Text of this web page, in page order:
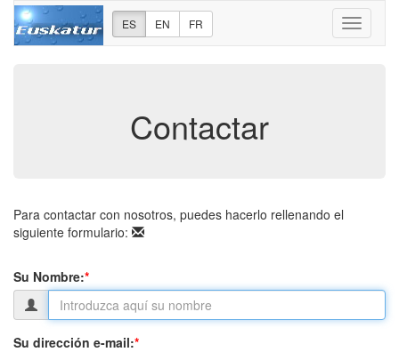
Cambiar
modo
ES EN FR
Contactar
Para contactar con nosotros, puedes hacerlo rellenando el
siguiente formulario:
Su Nombre:*
Su dirección e-mail:*